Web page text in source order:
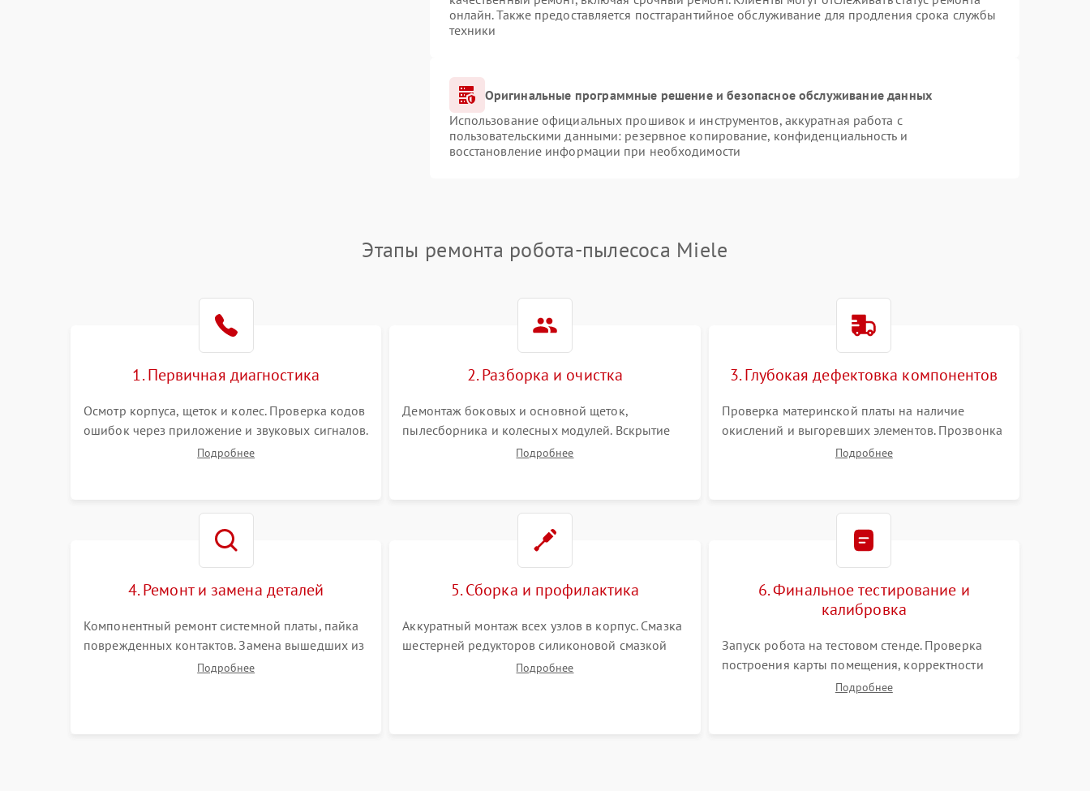
онлайн. Также предоставляется постгарантийное обслуживание для продления срока службы
техники
Оригинальные программные решение и безопасное обслуживание данных
Использование официальных прошивок и инструментов, аккуратная работа с
пользовательскими данными: резервное копирование, конфиденциальность и
восстановление информации при необходимости
Этапы ремонта робота-пылесоса Miele
1. Первичная диагностика
Осмотр корпуса, щеток и колес. Проверка кодов
ошибок через приложение и звуковых сигналов.
Замер емкости аккумулятора и тестирование
Подробнее
2. Разборка и очистка
Демонтаж боковых и основной щеток,
пылесборника и колесных модулей. Вскрытие
корпуса робота. Тщательная очистка внутренних
Подробнее
3. Глубокая дефектовка компонентов
Проверка материнской платы на наличие
окислений и выгоревших элементов. Прозвонка
цепей питания, тестирование приводных
Подробнее
4. Ремонт и замена деталей
Компонентный ремонт системной платы, пайка
поврежденных контактов. Замена вышедших из
строя двигателей, изношенного аккумулятора,
Подробнее
5. Сборка и профилактика
Аккуратный монтаж всех узлов в корпус. Смазка
шестерней редукторов силиконовой смазкой
для снижения шума. Установка новых
Подробнее
6. Финальное тестирование и
калибровка
Запуск робота на тестовом стенде. Проверка
построения карты помещения, корректности
навигации и обхода препятствий. Оценка силы
Подробнее